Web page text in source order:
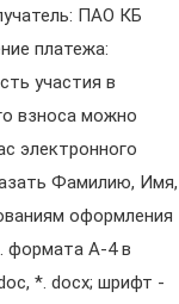
ПАО КБ
платежа:
участия в
взноса можно
электронного
Фамилию, Имя,
оформления
формата А-4 в
*. docx; шрифт -